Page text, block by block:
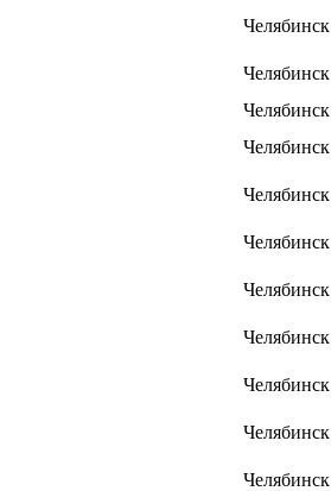
Челябинск
Челябинск
Челябинск
Челябинск
Челябинск
Челябинск
Челябинск
Челябинск
Челябинск
Челябинск
Челябинск